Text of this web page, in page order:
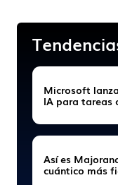
Microsoft
IA para tareas
Así es
cuántico más